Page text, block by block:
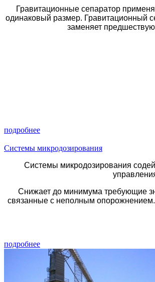
Гравитационные сепаратор
одинаковый размер. Гравитационный
заменяет
подробнее
Системы микродозирования
Системы микродозирования
Снижает до минимума требующие
связанные с неполным опорожнением.
подробнее